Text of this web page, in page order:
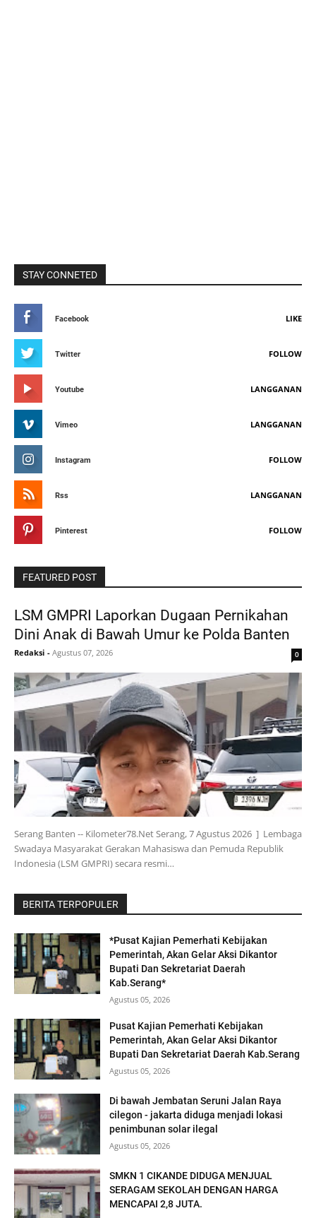
STAY CONNETED
Facebook LIKE
Twitter FOLLOW
Youtube LANGGANAN
Vimeo LANGGANAN
Instagram FOLLOW
Rss LANGGANAN
Pinterest FOLLOW
FEATURED POST
LSM GMPRI Laporkan Dugaan Pernikahan
Dini Anak di Bawah Umur ke Polda Banten
Redaksi - Agustus 07, 2026 0
Serang Banten -- Kilometer78.Net Serang, 7 Agustus 2026 ] Lembaga
Swadaya Masyarakat Gerakan Mahasiswa dan Pemuda Republik
Indonesia (LSM GMPRI) secara resmi…
BERITA TERPOPULER
*Pusat Kajian Pemerhati Kebijakan
Pemerintah, Akan Gelar Aksi Dikantor
Bupati Dan Sekretariat Daerah
Kab.Serang*
Agustus 05, 2026
Pusat Kajian Pemerhati Kebijakan
Pemerintah, Akan Gelar Aksi Dikantor
Bupati Dan Sekretariat Daerah Kab.Serang
Agustus 05, 2026
Di bawah Jembatan Seruni Jalan Raya
cilegon - jakarta diduga menjadi lokasi
penimbunan solar ilegal
Agustus 05, 2026
SMKN 1 CIKANDE DIDUGA MENJUAL
SERAGAM SEKOLAH DENGAN HARGA
MENCAPAI 2,8 JUTA.